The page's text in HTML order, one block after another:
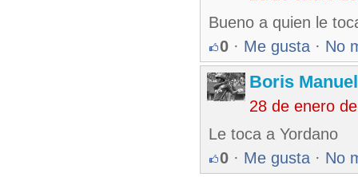
Bueno a quien le
0 · Me gusta · No
Boris
28 de enero
Le toca a Yordano
0 · Me gusta · No